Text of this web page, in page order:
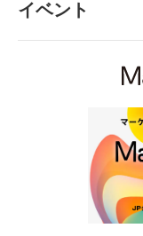
イベント